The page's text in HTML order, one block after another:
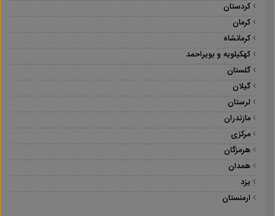
کردستان
کرمان
کرمانشاه
کهکیلویه و بویراحمد
گلستان
گیلان
لرستان
مازندران
مرکزی
هرمزگان
همدان
یزد
ارمنستان